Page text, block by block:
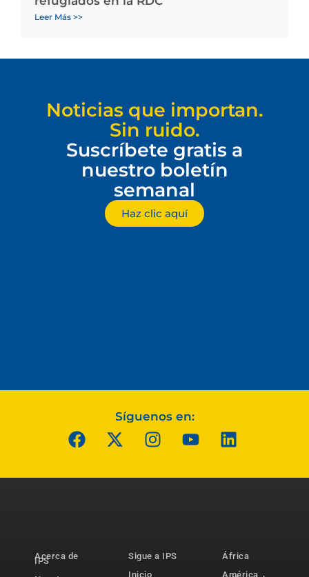
Leer Más >>
Noticias que importan.
Sin ruido.
Suscríbete gratis a
nuestro boletín
semanal
Haz clic aquí
Síguenos en:
Acerca de
IPS
Sigue a IPS
Inicio
África
América